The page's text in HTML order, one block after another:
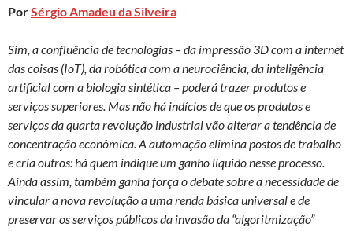
PorSérgio Amadeu da Silveira
Sim, a confluência de tecnologias – da impressão 3D com a internet
das coisas (IoT), da robótica com a neurociência, da inteligência
artificial com a biologia sintética – poderá trazer produtos e
serviços superiores. Mas não há indícios de que os produtos e
serviços da quarta revolução industrial vão alterar a tendência de
concentração econômica. A automação elimina postos de trabalho
e cria outros: há quem indique um ganho líquido nesse processo.
Ainda assim, também ganha força o debate sobre a necessidade de
vincular a nova revolução a uma renda básica universal e de
preservar os serviços públicos da invasão da “algoritmização”